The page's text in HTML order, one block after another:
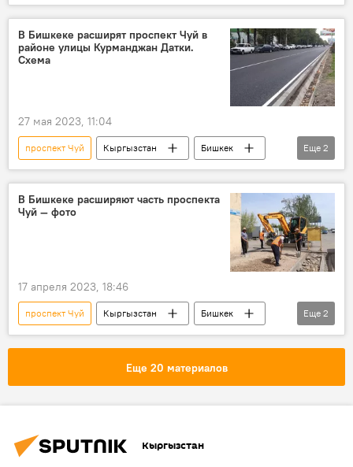
дорога
перекрытие
ремонт
ОАО "Бишкектеплосеть"
В Бишкеке расширят проспект Чуй в
районе улицы Курманджан Датки.
Схема
27 мая 2023, 11:04
проспект Чуй Кыргызстан
Бишкек
расширение
мэрия
Еще 2
В Бишкеке расширяют часть проспекта
Чуй — фото
17 апреля 2023, 18:46
проспект Чуй Кыргызстан
Бишкек
расширение
Мэрия города Бишкек
Еще 2
Еще 20 материалов
Кыргызстан